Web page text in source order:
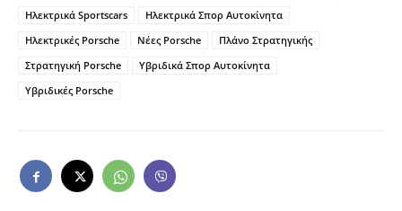
Ηλεκτρικά Sportscars
Ηλεκτρικά Σπορ Αυτοκίνητα
Ηλεκτρικές Porsche
Νέες Porsche
Πλάνο Στρατηγικής
Στρατηγική Porsche
Υβριδικά Σπορ Αυτοκίνητα
Υβριδικές Porsche